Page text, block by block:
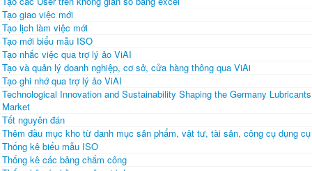
Tạo giao việc mới
Tạo lịch làm việc mới
Tạo mới biểu mẫu ISO
Tạo nhắc việc qua trợ lý ảo ViAI
Tạo và quản lý doanh nghiệp, cơ sở, cửa hàng thông qua ViAi
Tạo ghi nhớ qua trợ lý ảo ViAI
Technological Innovation and Sustainability Shaping the Germany Lubricants
Market
Tết nguyên đán
Thêm đầu mục kho từ danh mục sản phẩm, vật tư, tài sản, công cụ dụng cụ
Thống kê biểu mẫu ISO
Thống kê các bảng chấm công